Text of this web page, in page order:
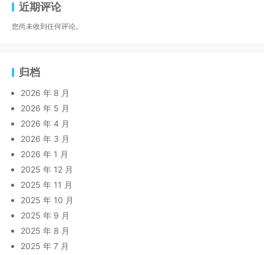
近期评论
您尚未收到任何评论。
归档
2026 年 8 月
2026 年 5 月
2026 年 4 月
2026 年 3 月
2026 年 1 月
2025 年 12 月
2025 年 11 月
2025 年 10 月
2025 年 9 月
2025 年 8 月
2025 年 7 月